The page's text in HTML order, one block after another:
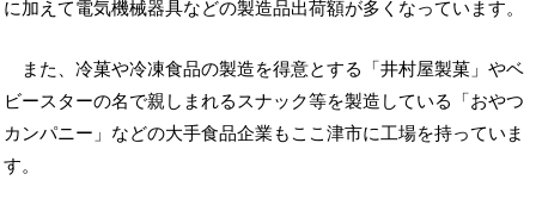
に加えて電気機械器具などの製造品出荷額が多くなっています。
また、冷菓や冷凍食品の製造を得意とする「井村屋製菓」やベ
ビースターの名で親しまれるスナック等を製造している「おやつ
カンパニー」などの大手食品企業もここ津市に工場を持っていま
す。